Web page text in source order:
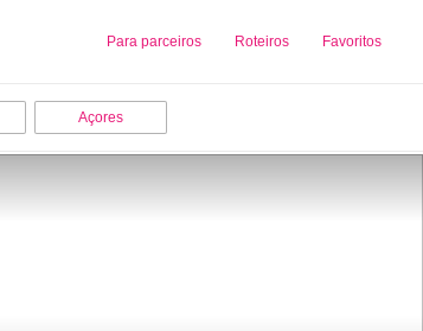
Para parceiros Roteiros Favoritos
Sobre nós Adicionar uma Empresa
Açores